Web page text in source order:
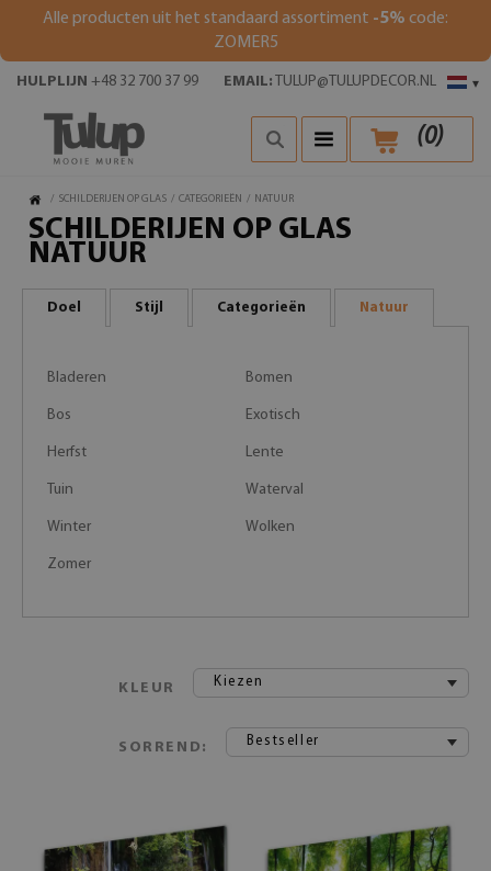
Alle producten uit het standaard assortiment -5% code:
ZOMER5
▾
HULPLIJN +48 32 700 37 99 EMAIL: TULUP@TULUPDECOR.NL
(0)
/ SCHILDERIJEN OP GLAS / CATEGORIEËN / NATUUR
SCHILDERIJEN OP GLAS
NATUUR
Doel Stijl Categorieën Natuur
Bladeren Bomen
Bos Exotisch
Herfst Lente
Tuin Waterval
Winter Wolken
Zomer
KLEUR Kiezen
SORREND: Bestseller